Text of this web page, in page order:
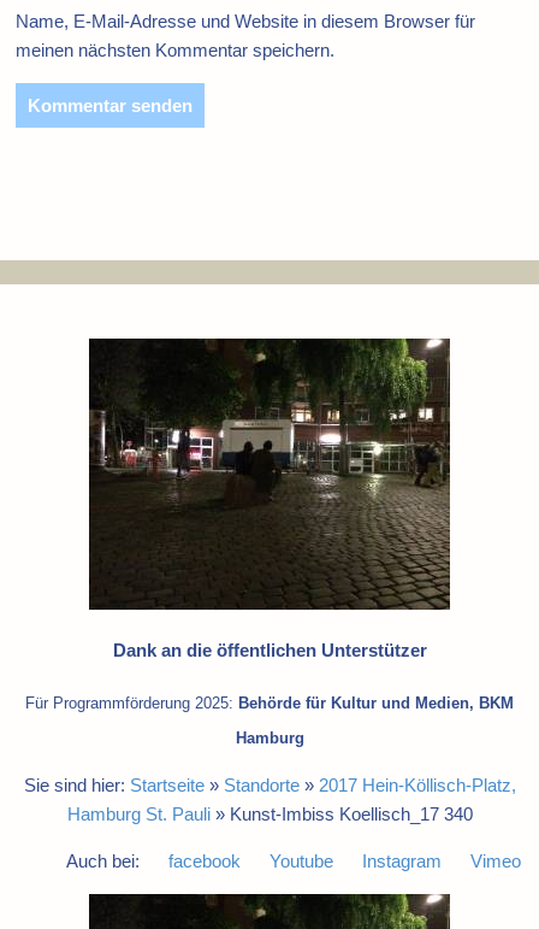
Name, E-Mail-Adresse und Website in diesem Browser für
meinen nächsten Kommentar speichern.
Dank an die öffentlichen Unterstützer
Für Programmförderung 2025: Behörde für Kultur und Medien, BKM
Hamburg
Sie sind hier: Startseite» Standorte» 2017 Hein-Köllisch-Platz,
Hamburg St. Pauli» Kunst-Imbiss Koellisch_17 340
Auch bei: facebook Youtube Instagram Vimeo